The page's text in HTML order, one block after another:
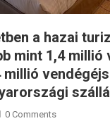
a hazai
mint 1,4 millió
millió
0 Comments